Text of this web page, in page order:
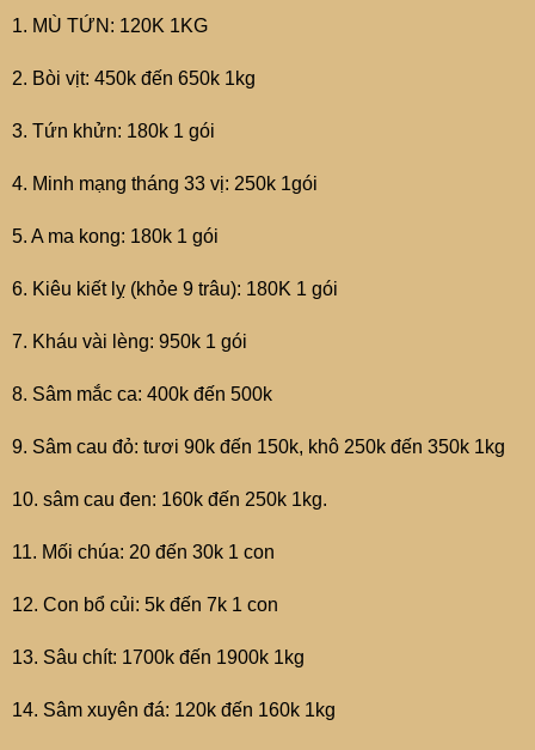
1. MÙ TỨN: 120K 1KG
2. Bòi vịt: 450k đến 650k 1kg
3. Tứn khửn: 180k 1 gói
4. Minh mạng tháng 33 vị: 250k 1gói
5. A ma kong: 180k 1 gói
6. Kiêu kiết lỵ (khỏe 9 trâu): 180K 1 gói
7. Kháu vài lèng: 950k 1 gói
8. Sâm mắc ca: 400k đến 500k
9. Sâm cau đỏ: tươi 90k đến 150k, khô 250k đến 350k 1kg
10. sâm cau đen: 160k đến 250k 1kg.
11. Mối chúa: 20 đến 30k 1 con
12. Con bổ củi: 5k đến 7k 1 con
13. Sâu chít: 1700k đến 1900k 1kg
14. Sâm xuyên đá: 120k đến 160k 1kg